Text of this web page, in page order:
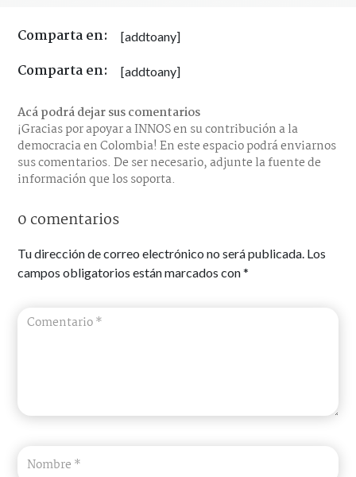
Comparta en: [addtoany]
Comparta en: [addtoany]
Acá podrá dejar sus comentarios
¡Gracias por apoyar a INNOS en su contribución a la
democracia en Colombia! En este espacio podrá enviarnos
sus comentarios. De ser necesario, adjunte la fuente de
información que los soporta.
0 comentarios
Tu dirección de correo electrónico no será publicada. Los
campos obligatorios están marcados con*